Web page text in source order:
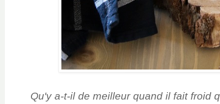
Qu'y a-t-il de meilleur quand il fait froid